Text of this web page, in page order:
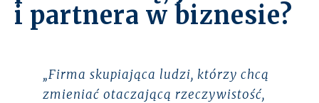
i partnera w biznesie?
„Firma skupiająca ludzi, którzy chcą
zmieniać otaczającą rzeczywistość,